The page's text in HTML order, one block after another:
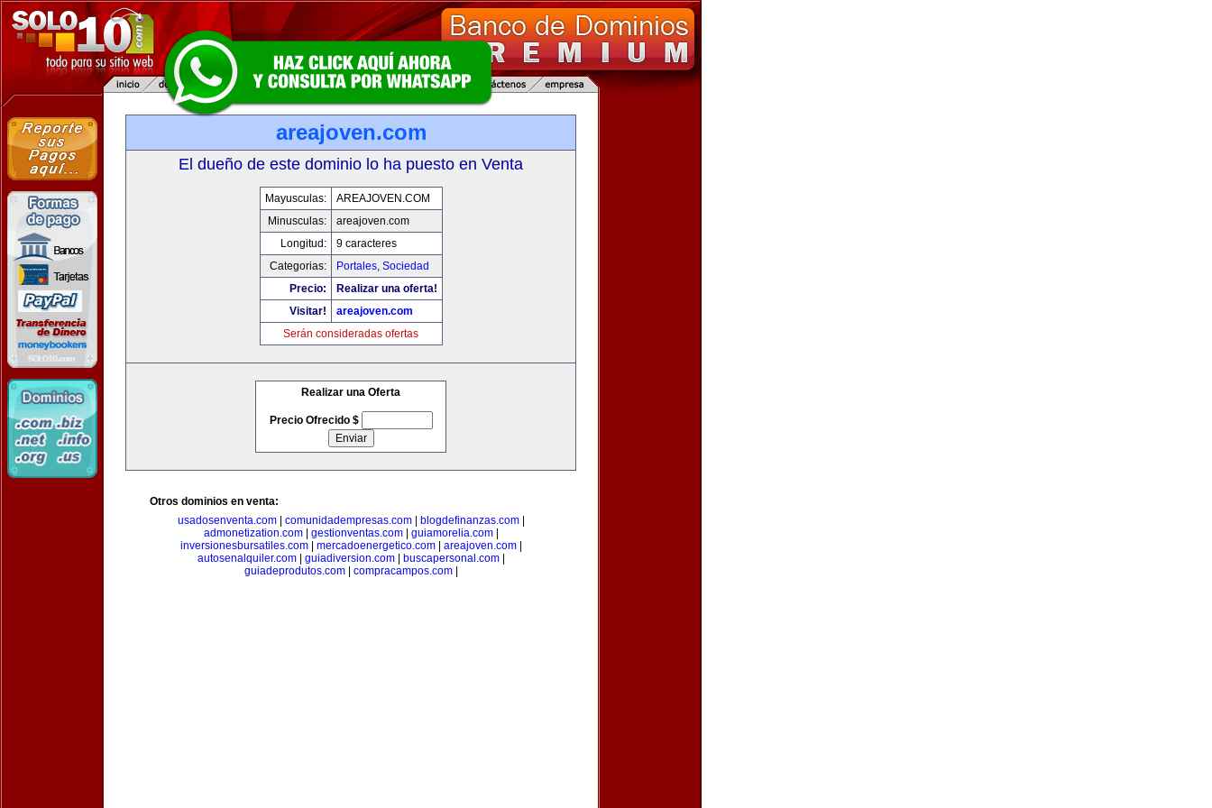
areajoven.com
El dueño de este dominio lo ha puesto en Venta
Mayusculas:
AREAJOVEN.COM
Minusculas:
areajoven.com
Longitud:
9 caracteres
Categorias:
Portales, Sociedad
Precio:
Realizar una oferta!
Visitar!
areajoven.com
Serán consideradas ofertas
Realizar una Oferta
Precio Ofrecido $
Otros dominios en venta:
usadosenventa.com| comunidadempresas.com| blogdefinanzas.com|
admonetization.com| gestionventas.com| guiamorelia.com|
inversionesbursatiles.com| mercadoenergetico.com| areajoven.com|
autosenalquiler.com| guiadiversion.com| buscapersonal.com|
guiadeprodutos.com| compracampos.com|